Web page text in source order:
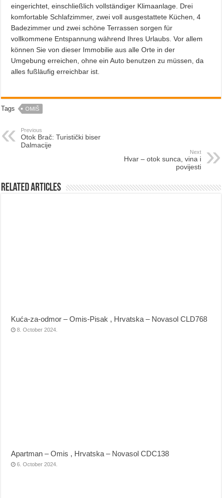
eingerichtet, einschließlich vollständiger Klimaanlage. Drei
komfortable Schlafzimmer, zwei voll ausgestattete Küchen, 4
Badezimmer und zwei schöne Terrassen sorgen für
vollkommene Entspannung während Ihres Urlaubs. Vor allem
können Sie von dieser Immobilie aus alle Orte in der
Umgebung erreichen, ohne ein Auto benutzen zu müssen, da
alles fußläufig erreichbar ist.
Tags OMIŠ
Previous
Otok Brač: Turistički biser
Dalmacije
Next
Hvar – otok sunca, vina i
povijesti
Related Articles
Kuća-za-odmor – Omis-Pisak , Hrvatska – Novasol CLD768
8. October 2024.
Apartman – Omis , Hrvatska – Novasol CDC138
6. October 2024.